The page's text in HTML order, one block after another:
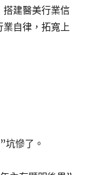
搭建醫美行業信
自律，拓寬上
坑慘了。